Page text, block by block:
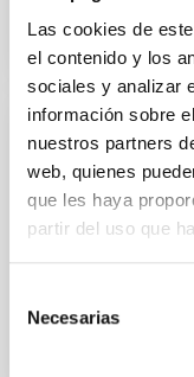
Las cookies de
el contenido y los
sociales y analizar
información sobre
nuestros partners
web, quienes
que les haya
partir del uso que
Necesarias
CONTENIDO
UNIVERSE
UNIVERSE